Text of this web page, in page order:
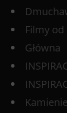
Filmy
Główna